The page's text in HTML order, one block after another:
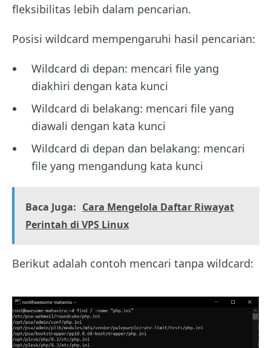
fleksibilitas lebih dalam pencarian.
Posisi wildcard mempengaruhi hasil pencarian:
Wildcard di depan: mencari file yang
diakhiri dengan kata kunci
Wildcard di belakang: mencari file yang
diawali dengan kata kunci
Wildcard di depan dan belakang: mencari
file yang mengandung kata kunci
Baca Juga: Cara Mengelola Daftar Riwayat
Perintah di VPS Linux
Berikut adalah contoh mencari tanpa wildcard: